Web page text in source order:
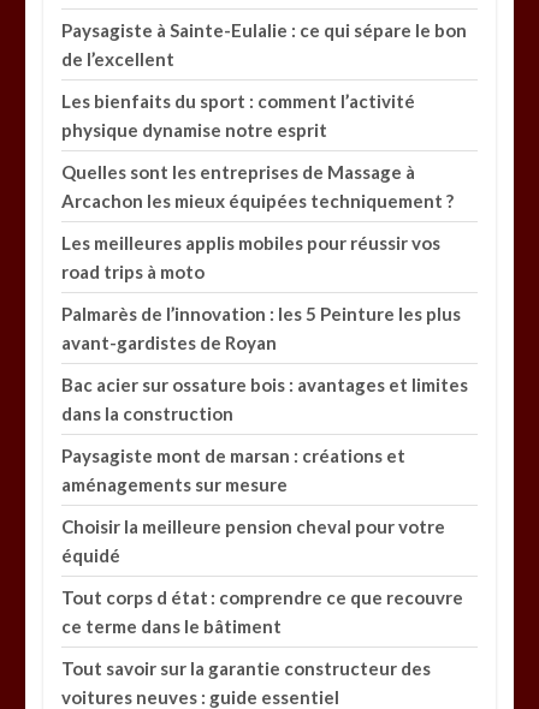
Paysagiste à Sainte-Eulalie : ce qui sépare le bon
de l’excellent
Les bienfaits du sport : comment l’activité
physique dynamise notre esprit
Quelles sont les entreprises de Massage à
Arcachon les mieux équipées techniquement ?
Les meilleures applis mobiles pour réussir vos
road trips à moto
Palmarès de l’innovation : les 5 Peinture les plus
avant-gardistes de Royan
Bac acier sur ossature bois : avantages et limites
dans la construction
Paysagiste mont de marsan : créations et
aménagements sur mesure
Choisir la meilleure pension cheval pour votre
équidé
Tout corps d état : comprendre ce que recouvre
ce terme dans le bâtiment
Tout savoir sur la garantie constructeur des
voitures neuves : guide essentiel